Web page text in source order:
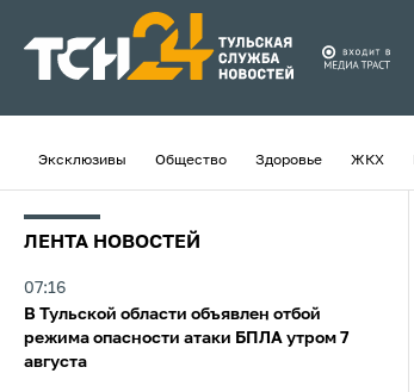
Эксклюзивы Общество Здоровье ЖКХ
ЛЕНТА НОВОСТЕЙ
07:16
В Тульской области объявлен отбой
режима опасности атаки БПЛА утром 7
августа